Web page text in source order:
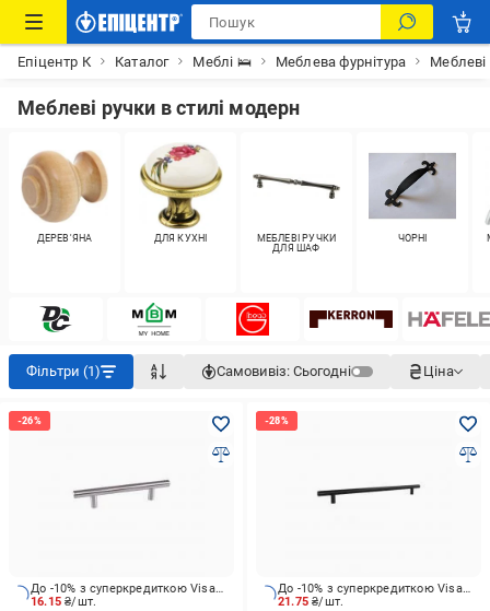
Епіцентр К Каталог Меблі 🛌 Меблева фурнітура Меблеві
Меблеві ручки в стилі модерн
ДЕРЕВ'ЯНА ДЛЯ КУХНІ
МЕБЛЕВІ РУЧКИ
ДЛЯ ШАФ
ЧОРНІ
Фільтри (1) Самовивіз: Сьогодні Ціна
16.15₴/шт.
До -10% з суперкредиткою Visa Вигода
21.75₴/шт.
До -10% з суперкредиткою Visa Вигода